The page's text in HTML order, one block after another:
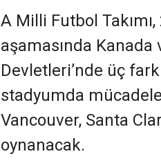
A Milli Futbol
aşamasında
Devletleri’nde üç
stadyumda
Vancouver, Santa
oynanacak.